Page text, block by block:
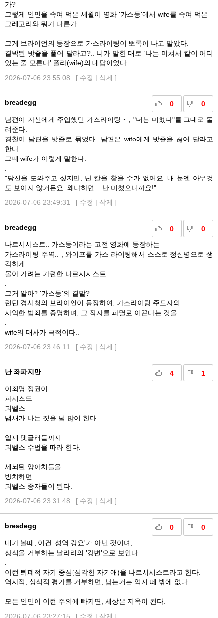
가?
그렇게 인민을 속여 먹은 세월이 영화 '가스등'에서 wife를 속여 먹은
그레고리와 뭐가 다른가.
그게 브라이언의 등장으로 가스라이팅이 뽀록이 나고 말았다.
결박된 밧줄을 풀어 달라고?.. 니가 말한 대로 '나는 미쳐서 칼이 어디
있는 줄 모른다' 폴라(wife)의 대답이었다.
2026-07-06 23:55:08 [ 수정 | 삭제 ]
0 0
breadegg
남편이 자신에게 주입했던 가스라이팅 ~ , "너는 미쳤다"를 그대로 돌
려준다.
경찰이 남편을 밧줄로 묶었다. 남편은 wife에게 밧줄을 끊어 달라고
한다.
그때 wife가 이렇게 말한다.
"당신을 도와주고 싶지만, 난 칼을 찾을 수가 없어요. 내 눈엔 아무것
도 보이지 않거든요. 왜냐하면... 난 미쳤으니까요!"
2026-07-06 23:49:31 [ 수정 | 삭제 ]
0 0
breadegg
나르시시스트.. 가스등이라는 고전 영화에 등장하는
가스라이팅 주역.. , 와이프를 가스 라이팅해서 스스로 정신병으로 생
각하게
몰아 가려는 가련한 나르시시스트..
그거 알아? '가스등'의 결말?
런던 경시청의 브라이언이 등장하여, 가스라이팅 주도자의
사악한 범죄를 증명하며, 그 작자를 파멸로 이끈다는 것을..
wife의 대사가 극적이다..
2026-07-06 23:46:11 [ 수정 | 삭제 ]
4 1
난 좌파지만
이죄명 정권이
파시스트
괴벨스
냄새가 나는 짓을 넘 많이 한다.
일재 댓글러들까지
괴벨스 수법을 따라 한다.
세뇌된 양아치들을
방치하면
괴벨스 종자들이 된다.
2026-07-06 23:31:48 [ 수정 | 삭제 ]
0 0
breadegg
내가 볼때, 이건 '성역 강요'가 아닌 것이며,
상식을 거부하는 날라리의 '강변'으로 보인다.
이런 퇴폐적 자기 중심(심각한 자기애)을 나르시시스트라고 한다.
역사적, 상식적 평가를 거부하면, 남는거는 억지 떼 밖에 없다.
모든 인민이 이런 주의에 빠지면, 세상은 지옥이 된다.
2026-07-06 23:27:15 [ 수정 | 삭제 ]